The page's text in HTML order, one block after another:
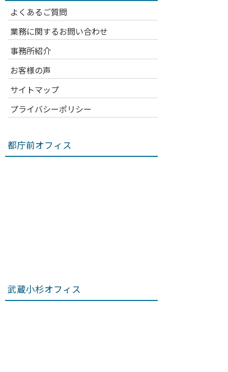
よくあるご質問
業務に関するお問い合わせ
事務所紹介
お客様の声
サイトマップ
プライバシーポリシー
都庁前オフィス
武蔵小杉オフィス